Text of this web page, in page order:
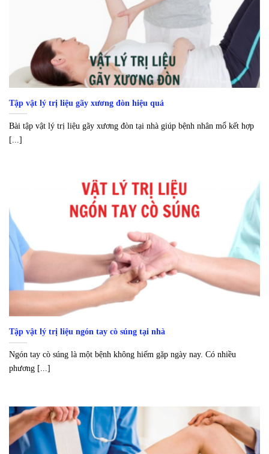
Tập vật lý trị liệu gãy xương đòn hiệu quả
Bài tập vật lý trị liệu gãy xương đòn tại nhà giúp bệnh nhân mổ kết hợp
[...]
Tập vật lý trị liệu ngón tay cò súng tại nhà
Ngón tay cò súng là một bệnh không hiếm gặp ngày nay. Có nhiều
phương [...]